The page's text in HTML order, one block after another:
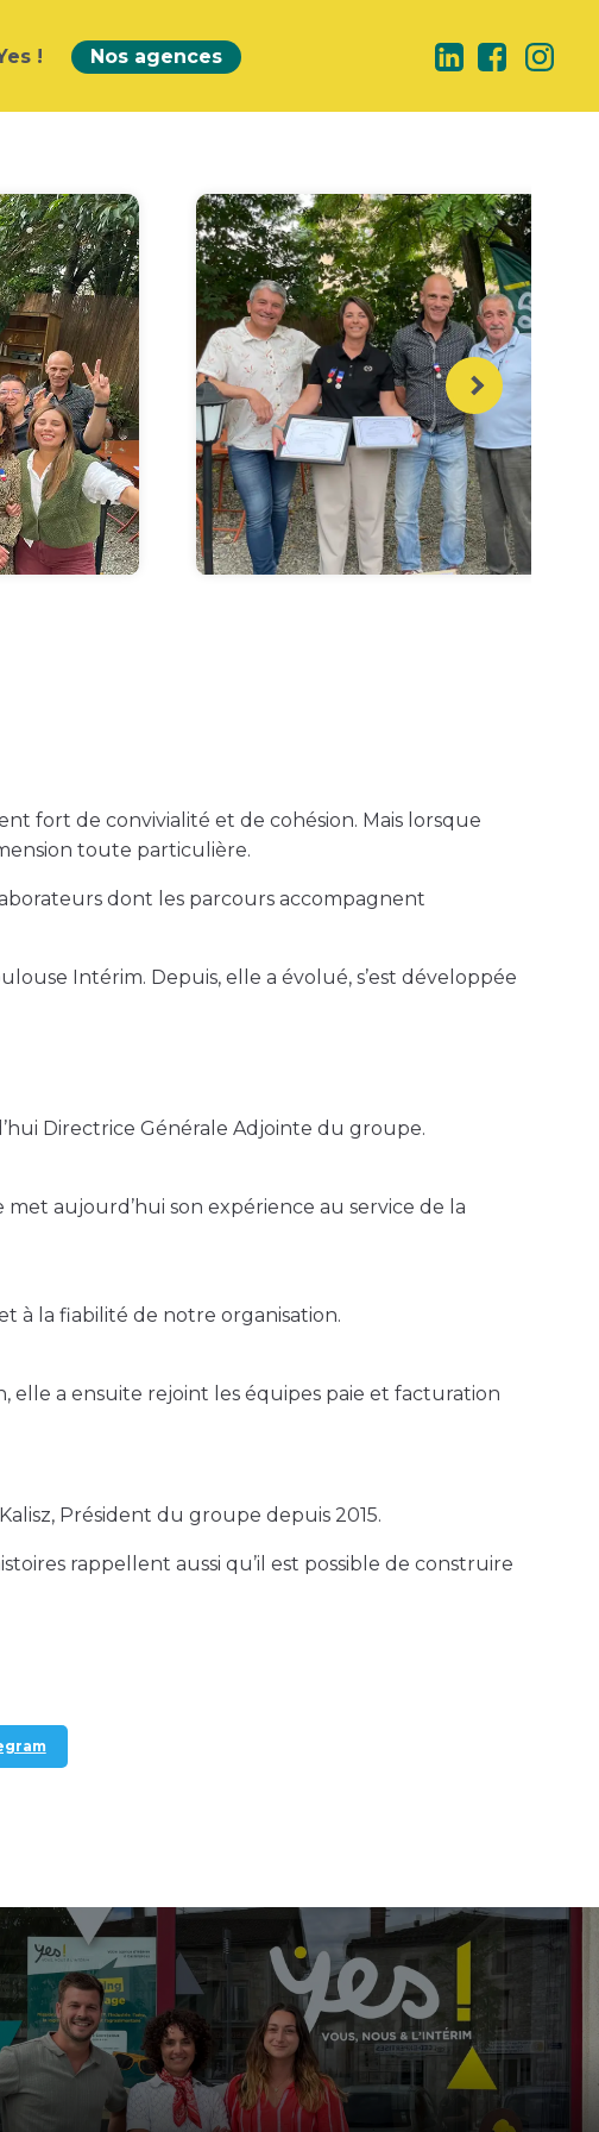
! Nos agences
fort de convivialité et de cohésion. Mais lorsque
toute particulière.
dont les parcours accompagnent
Intérim. Depuis, elle a évolué, s’est développée
Directrice Générale Adjointe du groupe.
met aujourd’hui son expérience au service de la
à la fiabilité de notre organisation.
elle a ensuite rejoint les équipes paie et facturation
Président du groupe depuis 2015.
rappellent aussi qu’il est possible de construire